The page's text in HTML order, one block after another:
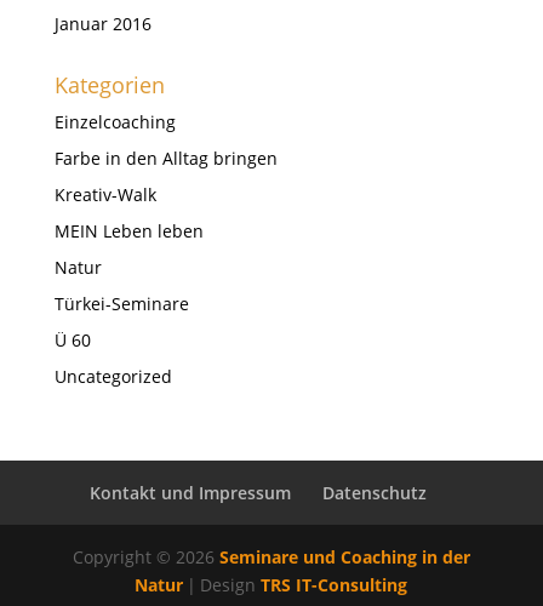
Januar 2016
Kategorien
Einzelcoaching
Farbe in den Alltag bringen
Kreativ-Walk
MEIN Leben leben
Natur
Türkei-Seminare
Ü 60
Uncategorized
Kontakt und Impressum Datenschutz
Copyright © 2026 Seminare und Coaching in der
Natur | DesignTRS IT-Consulting